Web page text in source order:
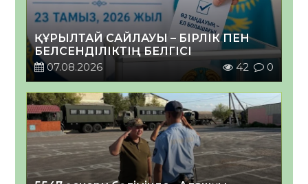
ҚҰРЫЛТАЙ САЙЛАУЫ – БІРЛІК ПЕН
БЕЛСЕНДІЛІКТІҢ БЕЛГІСІ
07.08.2026
42 0